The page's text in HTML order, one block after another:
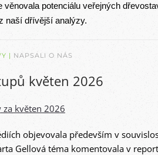
potenciálu veřejných
naší dřívější analýzy.
| NAPSALI O NÁS
květen 2026
květen 2026
objevovala především v
Gellová téma komentovala v